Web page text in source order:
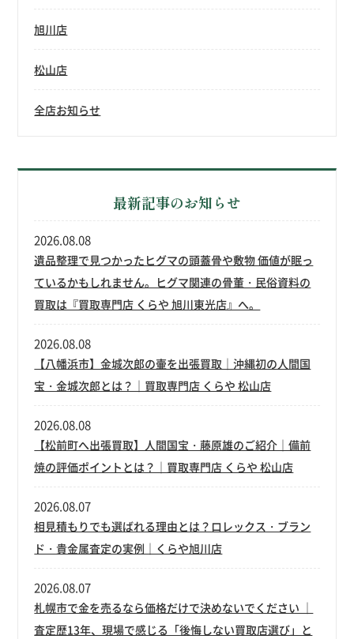
旭川店
松山店
全店お知らせ
最新記事のお知らせ
遺品整理で見つかったヒグマの頭蓋骨や敷物 価値が眠っ
ているかもしれません。ヒグマ関連の骨董・民俗資料の
買取は『買取専門店 くらや 旭川東光店』へ。
2026.08.08
【八幡浜市】金城次郎の壷を出張買取｜沖縄初の人間国
宝・金城次郎とは？｜買取専門店 くらや 松山店
2026.08.08
【松前町へ出張買取】人間国宝・藤原雄のご紹介｜備前
焼の評価ポイントとは？｜買取専門店 くらや 松山店
2026.08.08
相見積もりでも選ばれる理由とは？ロレックス・ブラン
ド・貴金属査定の実例｜くらや旭川店
2026.08.07
札幌市で金を売るなら価格だけで決めないでください ｜
査定歴13年、現場で感じる「後悔しない買取店選び」と
2026.08.07